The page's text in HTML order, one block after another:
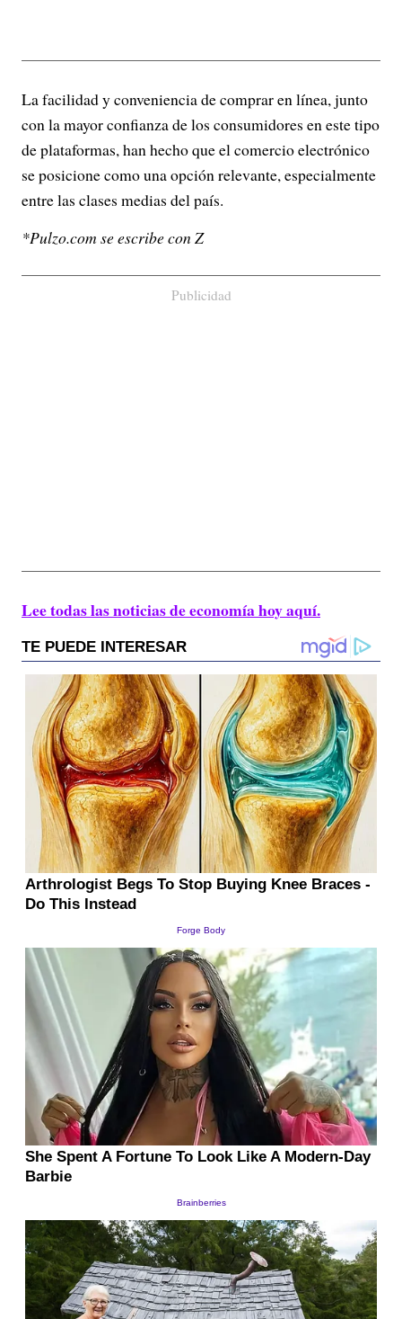
La facilidad y conveniencia de comprar en línea, junto
con la mayor confianza de los consumidores en este tipo
de plataformas, han hecho que el comercio electrónico
se posicione como una opción relevante, especialmente
entre las clases medias del país.
*Pulzo.com se escribe con Z
Publicidad
Lee todas las noticias de economía hoy aquí.